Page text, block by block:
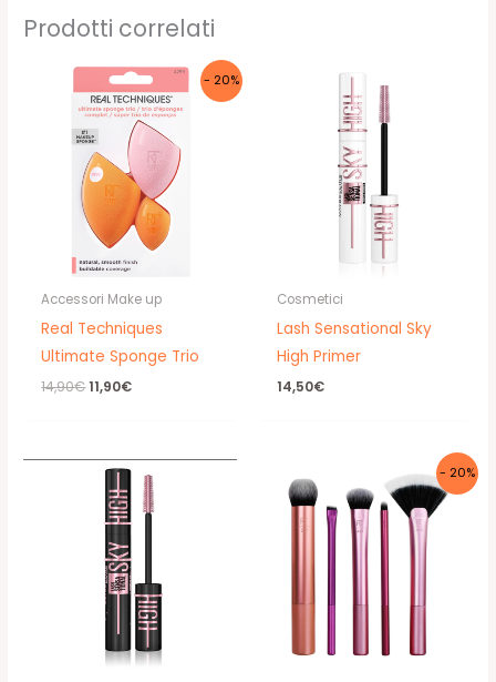
Prodotti correlati
- 20%
Accessori Make up
Real Techniques
Ultimate Sponge Trio
14,90€Il
14,90€.
11,90€Il
11,90€.
Cosmetici
Lash Sensational Sky
High Primer
14,50€
- 20%